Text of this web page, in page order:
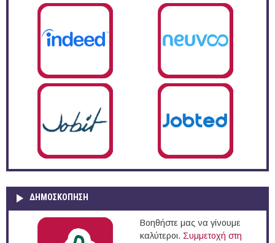
ΔΗΜΟΣΚΌΠΗΣΗ
Βοηθήστε μας να γίνουμε
καλύτεροι. Συμμετοχή στη